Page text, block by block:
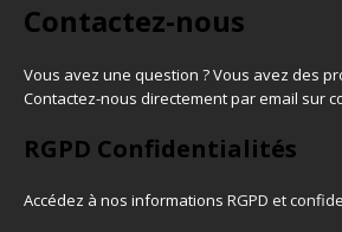
Contactez-nous
Vous avez une question ? Vous avez des
Contactez-nous directement par email sur
RGPD Confidentialités
Accédez à nos informations RGPD et